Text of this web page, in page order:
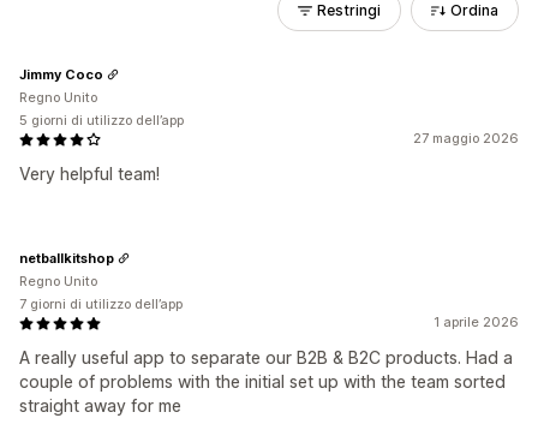
Restringi Ordina
27 maggio 2026
Very helpful team!
Jimmy Coco
Regno Unito
5 giorni di utilizzo dell’app
1 aprile 2026
A really useful app to separate our B2B & B2C products. Had a
couple of problems with the initial set up with the team sorted
straight away for me
netballkitshop
Regno Unito
7 giorni di utilizzo dell’app